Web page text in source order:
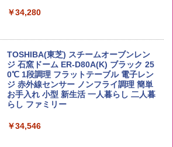
￥3,980
【在庫処分価格】ももたろう印 無洗米 5
サヒ [ ウイスキー 日本 700ml ]【中元 ギ
フト プレゼント 贈り物に】
￥6,783
白州 Story of the Distillery 2026 化粧箱
￥2,323
家系醤油豚骨 3食パック 130g×3食
￥34,280
TOSHIBA(東芝) スチームオーブンレン
ジ 石窯ドーム ER-D80A(K) ブラック 25
0℃ 1段調理 フラットテーブル 電子レン
ジ 赤外線センサー ノンフライ調理 簡単
お手入れ 小型 新生活 一人暮らし 二人暮
らし ファミリー
￥34,546